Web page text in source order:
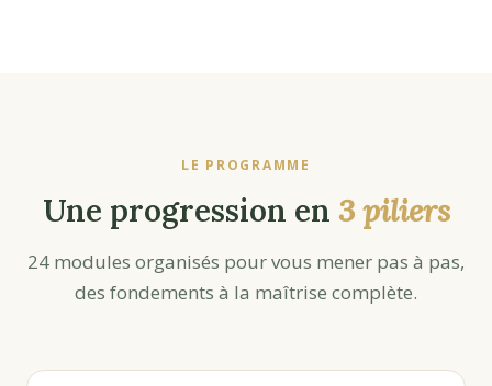
LE PROGRAMME
Une progression en 3 piliers
24 modules organisés pour vous mener pas à pas,
des fondements à la maîtrise complète.